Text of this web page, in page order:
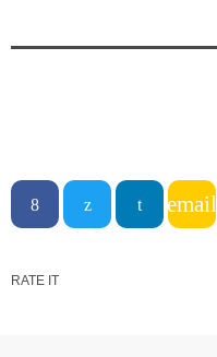
email
RATE IT